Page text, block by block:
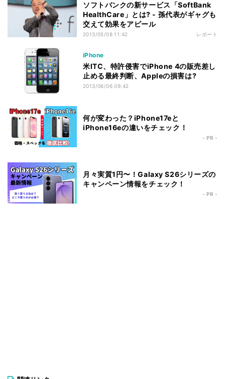
ソフトバンクの新サービス「SoftBank
HealthCare」とは? - 孫代表がギャグも
交えて効果をアピール
2013/05/08 11:42 レポート
iPhone
米ITC、特許侵害でiPhone 4の販売差し
止める最終判断、Appleの損害は?
2013/06/06 09:42
何が変わった？iPhone17eと
iPhone16eの違いをチェック！
- PR -
月々実質1円〜！Galaxy S26シリーズの
キャンペーン情報をチェック！
- PR -